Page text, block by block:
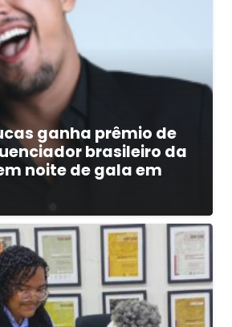
ganha prêmio de
brasileiro da
noite de gala em